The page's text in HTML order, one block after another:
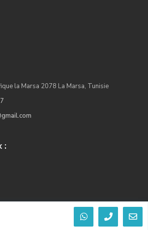
la Marsa 2078 La Marsa, Tunisie
:
réservés Crée Par Kiwi Softwares